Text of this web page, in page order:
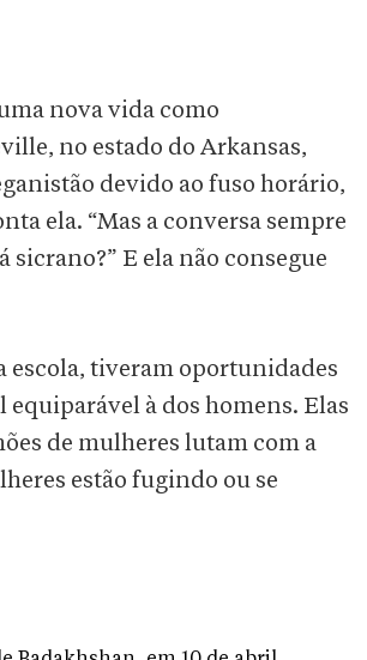
nova vida como
no estado do Arkansas,
devido ao fuso horário,
ela. “Mas a conversa sempre
sicrano?” E ela não consegue
escola, tiveram oportunidades
à dos homens. Elas
de mulheres lutam com a
estão fugindo ou se